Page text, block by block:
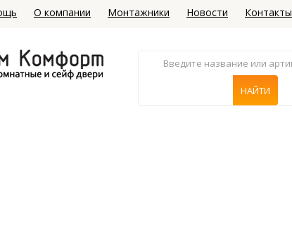
О компании Монтажники Новости Контакты